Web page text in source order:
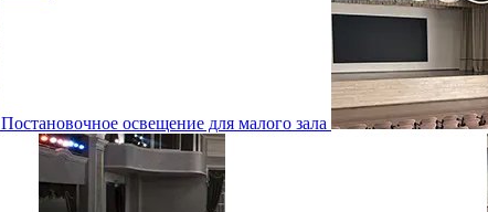
Постановочное освещение для малого зала